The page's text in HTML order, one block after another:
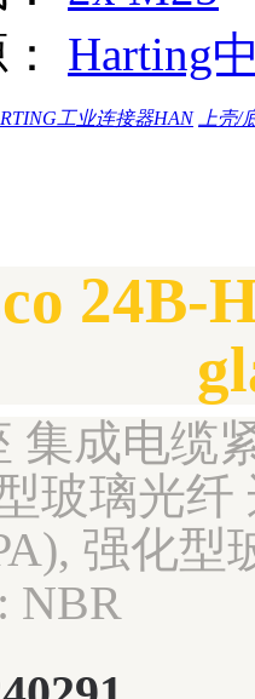
Harting
工业连接器HAN
上壳/
24B-
集成电缆
玻璃光
强化型
NBR